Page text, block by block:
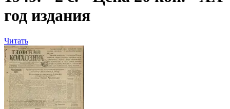
год издания
Читать